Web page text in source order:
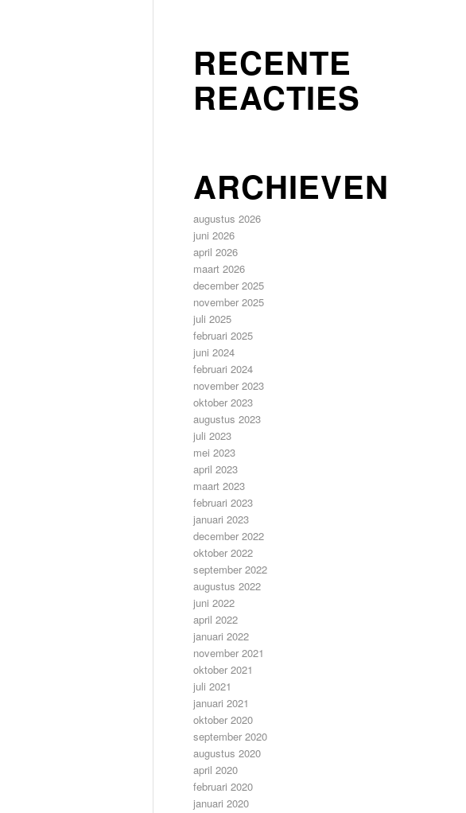
RECENTE
REACTIES
ARCHIEVEN
augustus 2026
juni 2026
april 2026
maart 2026
december 2025
november 2025
juli 2025
februari 2025
juni 2024
februari 2024
november 2023
oktober 2023
augustus 2023
juli 2023
mei 2023
april 2023
maart 2023
februari 2023
januari 2023
december 2022
oktober 2022
september 2022
augustus 2022
juni 2022
april 2022
januari 2022
november 2021
oktober 2021
juli 2021
januari 2021
oktober 2020
september 2020
augustus 2020
april 2020
februari 2020
januari 2020